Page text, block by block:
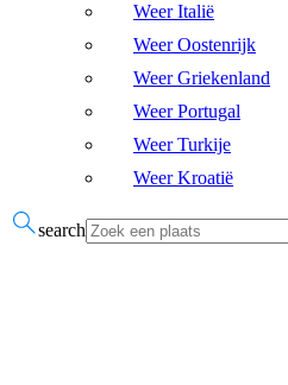
Weer Italië
Weer Oostenrijk
Weer Griekenland
Weer Portugal
Weer Turkije
Weer Kroatië
search